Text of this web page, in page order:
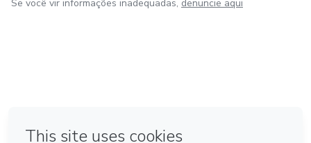
Se você vir informações inadequadas, denuncie aqui
Feito com ❤ na Cidade do México